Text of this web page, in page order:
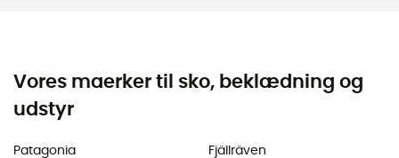
Vores maerker til sko, beklædning og
udstyr
Patagonia
Fjällräven